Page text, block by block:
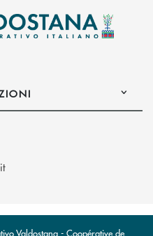
(si apre l’app di posta
Valdostana - Coopérative de